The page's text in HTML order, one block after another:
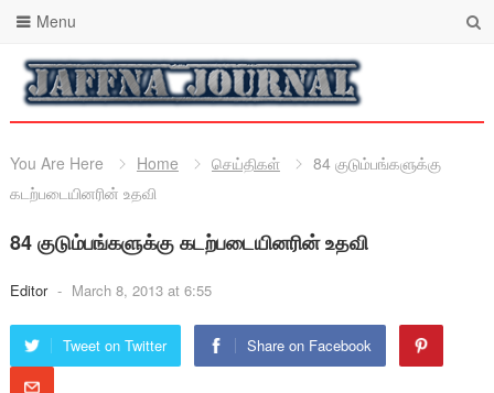
Menu
You Are Here Home செய்திகள்
84 குடும்பங்களுக்கு
கடற்படையினரின் உதவி
84 குடும்பங்களுக்கு கடற்படையினரின் உதவி
Editor - March 8, 2013 at 6:55
Tweet on Twitter Share on Facebook